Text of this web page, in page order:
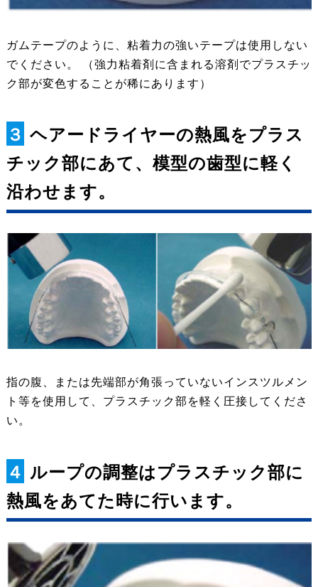
ガムテープのように、粘着力の強いテープは使用しない
でください。 （強力粘着剤に含まれる溶剤でプラスチッ
ク部が変色することが稀にあります）
３ ヘアードライヤーの熱風をプラス
チック部にあて、模型の歯型に軽く
沿わせます。
指の腹、または先端部が角張っていないインスツルメン
ト等を使用して、プラスチック部を軽く圧接してくださ
い。
４ ループの調整はプラスチック部に
熱風をあてた時に行います。